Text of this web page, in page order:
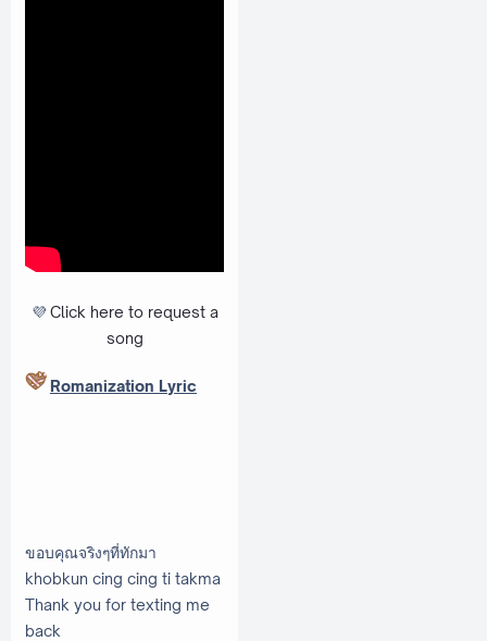
💜 Click here to request a
song
Romanization Lyric
ขอบคุณจริงๆที่ทักมา
khobkun cing cing ti takma
Thank you for texting me
back